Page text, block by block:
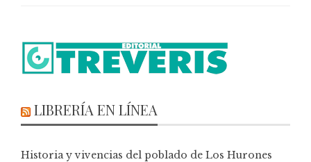
LIBRERÍA EN LÍNEA
Historia y vivencias del poblado de Los Hurones